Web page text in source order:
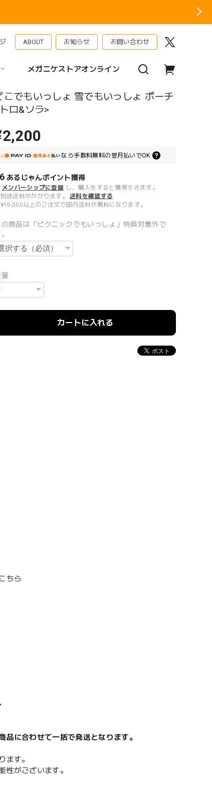
ABOUT お知らせ お問い合わせ
メガニケストアオンライン
こでもいっしょ 雪でもいっしょ ポーチ
ロ&ソラ>
なら手数料無料の 翌月払いでOK
あるじゃんポイント獲得
メンバーシップに登録 し、購入をすると獲得できます。
途送料がかかります。
送料を確認する
以上のご注文で国内送料が無料になります。
の商品は「ピクニックでもいっしょ」特典対象外で
カートに入れる
ちら
品に合わせて一括で発送となります。
ます。
性がございます。